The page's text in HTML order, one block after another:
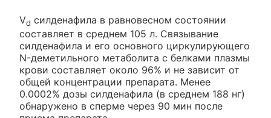
Vd силденафила в равновесном состоянии
составляет в среднем 105 л. Связывание
силденафила и его основного циркулирующего
N-деметильного метаболита с белками плазмы
крови составляет около 96% и не зависит от
общей концентрации препарата. Менее
0.0002% дозы силденафила (в среднем 188 нг)
обнаружено в сперме через 90 мин после